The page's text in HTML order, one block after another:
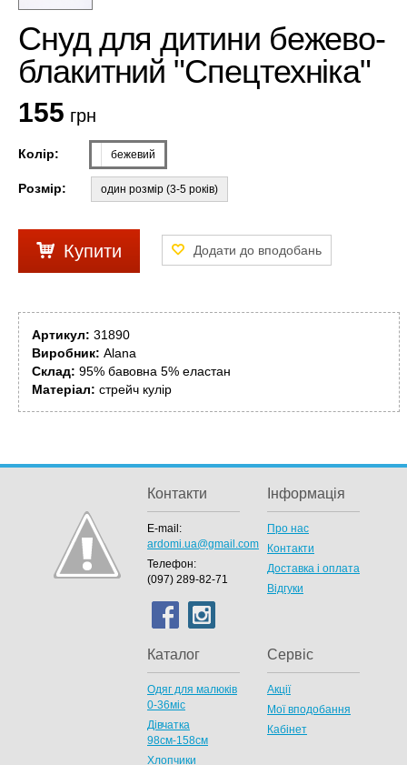
Cнуд для дитини бежево-
блакитний "Спецтехніка"
155 грн
Колір: бежевий
Розмір: один розмір (3-5 років)
Купити
Артикул: 31890
Виробник: Alana
Склад: 95% бавовна 5% еластан
Матеріал: стрейч кулір
Контакти
E-mail:
ardomi.ua@gmail.com
Телефон:
(097) 289-82-71
Інформація
Про нас
Контакти
Доставка і оплата
Відгуки
Каталог
Одяг для малюків
0-36міс
Дівчатка
98cм-158см
Хлопчики
Сервіс
Акції
Мої вподобання
Кабінет